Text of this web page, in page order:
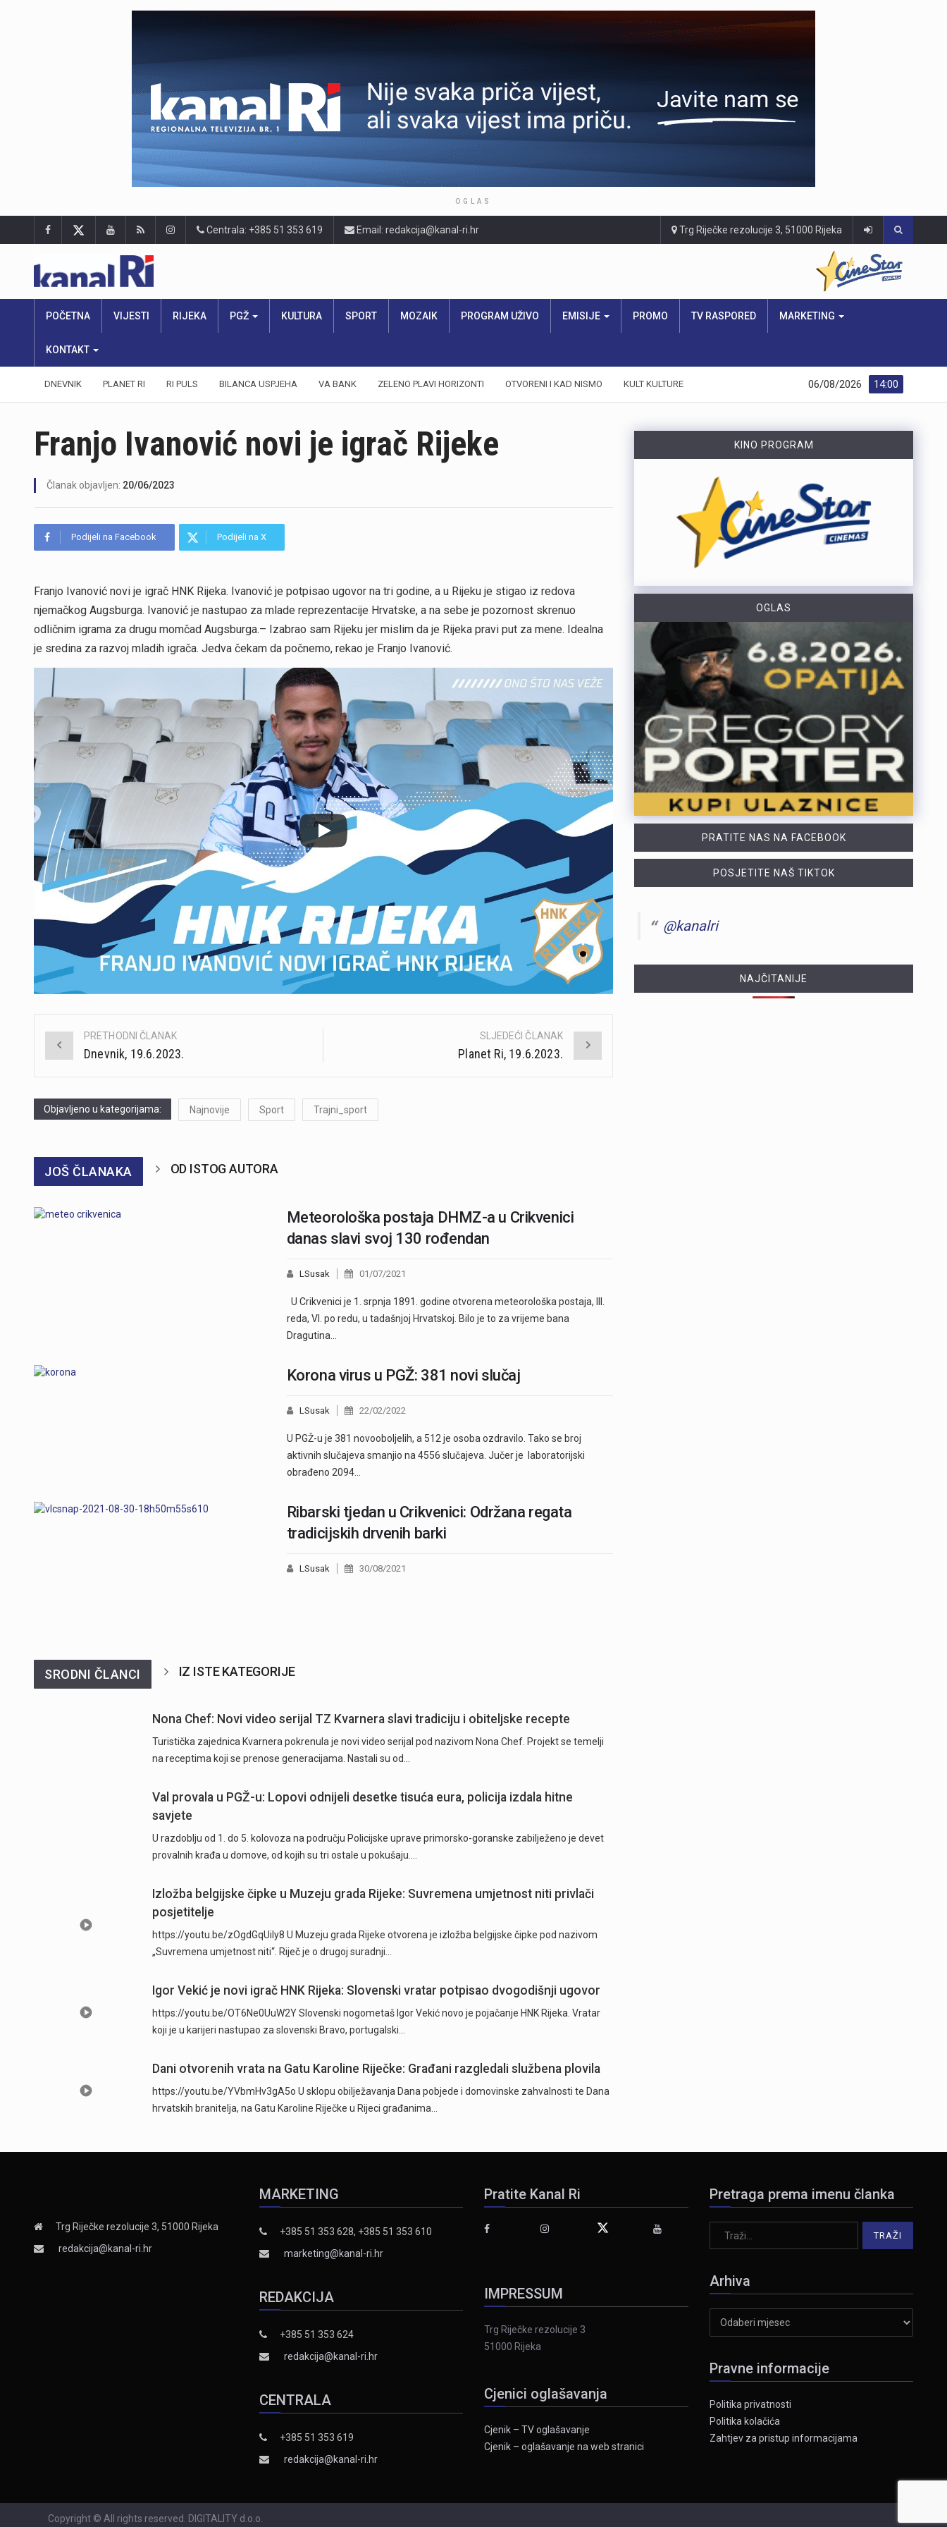
OGLAS
Centrala: +385 51 353 619 Email: redakcija@kanal-ri.hr Trg Riječke rezolucije 3, 51000 Rijeka
POČETNA VIJESTI RIJEKA PGŽ KULTURA SPORT MOZAIK PROGRAM UŽIVO EMISIJE PROMO TV RASPORED MARKETING
KONTAKT
DNEVNIK PLANET RI RI PULS BILANCA USPJEHA VA BANK ZELENO PLAVI HORIZONTI OTVORENI I KAD NISMO KULT KULTURE 14:00
06/08/2026
Franjo Ivanović novi je igrač Rijeke
Članak objavljen: 20/06/2023
Podijeli na Facebook Podijeli na X
Franjo Ivanović novi je igrač HNK Rijeka. Ivanović je potpisao ugovor na tri godine, a u Rijeku je stigao iz redova
njemačkog Augsburga. Ivanović je nastupao za mlade reprezentacije Hrvatske, a na sebe je pozornost skrenuo
odličnim igrama za drugu momčad Augsburga.– Izabrao sam Rijeku jer mislim da je Rijeka pravi put za mene. Idealna
je sredina za razvoj mladih igrača. Jedva čekam da počnemo, rekao je Franjo Ivanović.
Post
PRETHODNI ČLANAK
Dnevnik, 19.6.2023.
SLJEDEĆI ČLANAK
Planet Ri, 19.6.2023.
Objavljeno u kategorijama: Najnovije Sport Trajni_sport
JOŠ ČLANAKA OD ISTOG AUTORA
Meteorološka postaja DHMZ-a u Crikvenici
danas slavi svoj 130 rođendan
LSusak 01/07/2021
U Crikvenici je 1. srpnja 1891. godine otvorena meteorološka postaja, III.
reda, VI. po redu, u tadašnjoj Hrvatskoj. Bilo je to za vrijeme bana
Dragutina…
Korona virus u PGŽ: 381 novi slučaj
LSusak 22/02/2022
U PGŽ-u je 381 novooboljelih, a 512 je osoba ozdravilo. Tako se broj
aktivnih slučajeva smanjio na 4556 slučajeva. Jučer je laboratorijski
obrađeno 2094…
Ribarski tjedan u Crikvenici: Održana regata
tradicijskih drvenih barki
LSusak 30/08/2021
SRODNI ČLANCI IZ ISTE KATEGORIJE
Nona Chef: Novi video serijal TZ Kvarnera slavi tradiciju i obiteljske recepte
Turistička zajednica Kvarnera pokrenula je novi video serijal pod nazivom Nona Chef. Projekt se temelji
na receptima koji se prenose generacijama. Nastali su od…
Val provala u PGŽ-u: Lopovi odnijeli desetke tisuća eura, policija izdala hitne
savjete
U razdoblju od 1. do 5. kolovoza na području Policijske uprave primorsko-goranske zabilježeno je devet
provalnih krađa u domove, od kojih su tri ostale u pokušaju.…
Izložba belgijske čipke u Muzeju grada Rijeke: Suvremena umjetnost niti privlači
posjetitelje
https://youtu.be/zOgdGqUily8 U Muzeju grada Rijeke otvorena je izložba belgijske čipke pod nazivom
„Suvremena umjetnost niti“. Riječ je o drugoj suradnji…
Igor Vekić je novi igrač HNK Rijeka: Slovenski vratar potpisao dvogodišnji ugovor
https://youtu.be/OT6Ne0UuW2Y Slovenski nogometaš Igor Vekić novo je pojačanje HNK Rijeka. Vratar
koji je u karijeri nastupao za slovenski Bravo, portugalski…
Dani otvorenih vrata na Gatu Karoline Riječke: Građani razgledali službena plovila
https://youtu.be/YVbmHv3gA5o U sklopu obilježavanja Dana pobjede i domovinske zahvalnosti te Dana
hrvatskih branitelja, na Gatu Karoline Riječke u Rijeci građanima…
KINO PROGRAM
OGLAS
PRATITE NAS NA FACEBOOK
POSJETITE NAŠ TIKTOK
@kanalri
NAJČITANIJE
Trg Riječke rezolucije 3, 51000 Rijeka
redakcija@kanal-ri.hr
MARKETING
+385 51 353 628, +385 51 353 610
marketing@kanal-ri.hr
REDAKCIJA
+385 51 353 624
redakcija@kanal-ri.hr
CENTRALA
+385 51 353 619
redakcija@kanal-ri.hr
Pratite Kanal Ri
IMPRESSUM
Trg Riječke rezolucije 3
51000 Rijeka
Cjenici oglašavanja
Cjenik – TV oglašavanje
Cjenik – oglašavanje na web stranici
Pretraga prema imenu članka
Arhiva
Pravne informacije
Politika privatnosti
Politika kolačića
Zahtjev za pristup informacijama
Copyright © All rights reserved. DIGITALITY d.o.o.